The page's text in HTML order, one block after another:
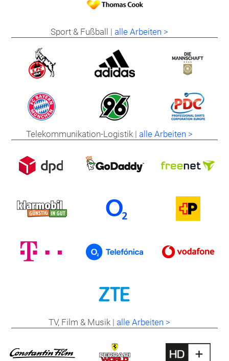
Sport & Fußball | alle Arbeiten >
Telekommunikation-Logistik | alle Arbeiten >
TV, Film & Musik | alle Arbeiten >